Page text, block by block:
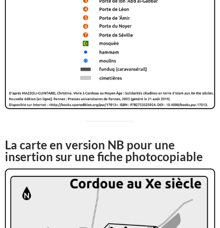
La carte en version NB pour une
insertion sur une fiche photocopiable